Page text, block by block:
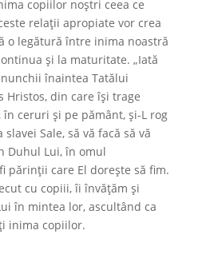
copiilor noștri ceea ce
relaţii apropiate vor crea
o legătură între inima noastră
şi la maturitate. „Iată
înaintea Tatălui
Hristos, din care îşi trage
ceruri şi pe pământ, şi-L rog
Sale, să vă facă să vă
Duhul Lui, în omul
părinții care El dorește să fim.
cu copiii, îi învățăm și
în mintea lor, ascultând ca
inima copiilor.